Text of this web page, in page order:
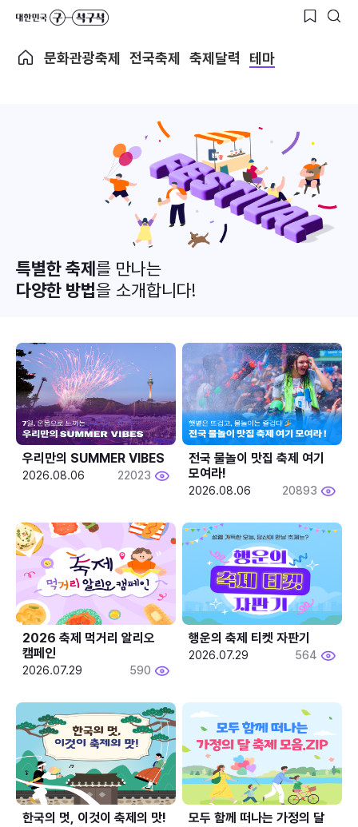
문화관광축제 전국축제 축제달력 테마
특별한 축제를 만나는
다양한 방법을 소개합니다!
우리만의 SUMMER VIBES
2026.08.06 22023
전국 물놀이 맛집 축제 여기
모여라!
2026.08.06 20893
2026 축제 먹거리 알리오
캠페인
2026.07.29 590
행운의 축제 티켓 자판기
2026.07.29 564
한국의 멋, 이것이 축제의 맛!
모두 함께 떠나는 가정의 달